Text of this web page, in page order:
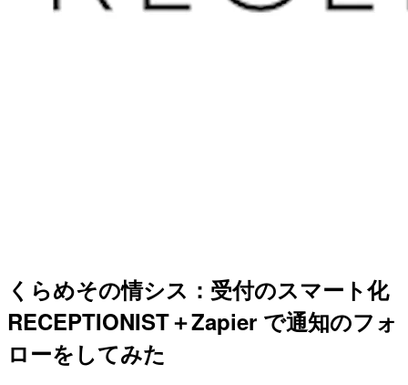
くらめその情シス：受付のスマート化
RECEPTIONIST＋Zapier で通知のフォ
ローをしてみた